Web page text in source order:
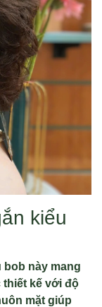
kiểu
bob này mang
thiết kế với độ
mặt giúp